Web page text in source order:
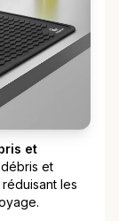
et
et
les